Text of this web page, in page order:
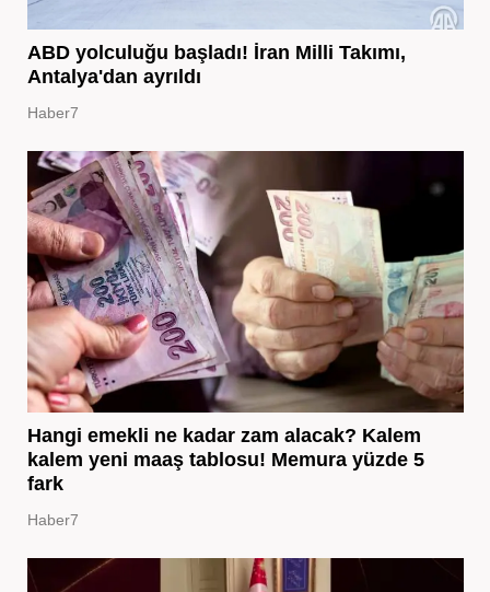
ABD yolculuğu başladı! İran Milli Takımı,
Antalya'dan ayrıldı
Haber7
Hangi emekli ne kadar zam alacak? Kalem
kalem yeni maaş tablosu! Memura yüzde 5
fark
Haber7